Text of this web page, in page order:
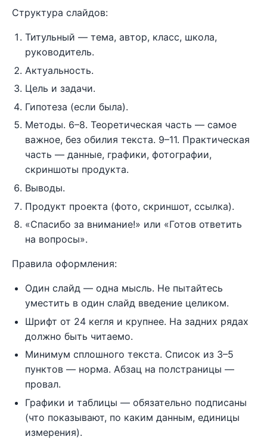
Структура слайдов:
Титульный — тема, автор, класс, школа,
руководитель.
Актуальность.
Цель и задачи.
Гипотеза (если была).
Методы. 6–8. Теоретическая часть — самое
важное, без обилия текста. 9–11. Практическая
часть — данные, графики, фотографии,
скриншоты продукта.
Выводы.
Продукт проекта (фото, скриншот, ссылка).
«Спасибо за внимание!» или «Готов ответить
на вопросы».
Правила оформления:
Один слайд — одна мысль. Не пытайтесь
уместить в один слайд введение целиком.
Шрифт от 24 кегля и крупнее. На задних рядах
должно быть читаемо.
Минимум сплошного текста. Список из 3–5
пунктов — норма. Абзац на полстраницы —
провал.
Графики и таблицы — обязательно подписаны
(что показывают, по каким данным, единицы
измерения).